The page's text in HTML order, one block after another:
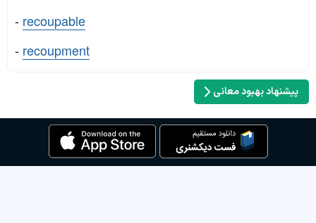
- recoupable
- recoupment
پیشنهاد بهبود معانی